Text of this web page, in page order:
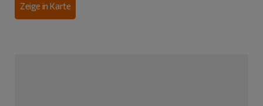
Zeige in Karte